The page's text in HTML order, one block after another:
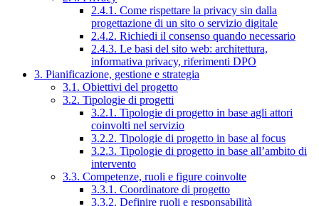
2.4.1. Come rispettare la privacy sin dalla
progettazione di un sito o servizio digitale
2.4.2. Richiedi il consenso quando necessario
2.4.3. Le basi del sito web: architettura,
informativa privacy, riferimenti DPO
3. Pianificazione, gestione e strategia
3.1. Obiettivi del progetto
3.2. Tipologie di progetti
3.2.1. Tipologie di progetto in base agli attori
coinvolti nel servizio
3.2.2. Tipologie di progetto in base al focus
3.2.3. Tipologie di progetto in base all’ambito di
intervento
3.3. Competenze, ruoli e figure coinvolte
3.3.1. Coordinatore di progetto
3.3.2. Definire ruoli e responsabilità